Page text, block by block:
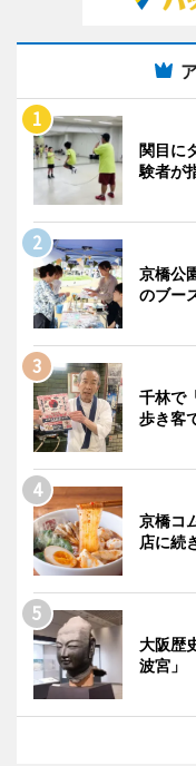
関目に
験者が
京橋公
のブー
千林で
歩き客
京橋コ
店に続
大阪歴
波宮」